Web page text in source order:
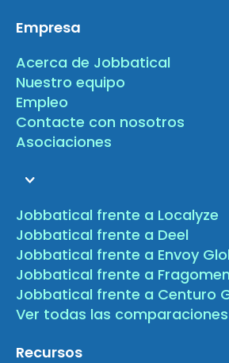
Empresa
Acerca de Jobbatical
Nuestro equipo
Empleo
Contacte con nosotros
Asociaciones
Jobbatical frente a Localyze
Jobbatical frente a Deel
Jobbatical frente a Envoy
Jobbatical frente a Fragomen
Jobbatical frente a Centuro
Ver todas las comparaciones
Recursos